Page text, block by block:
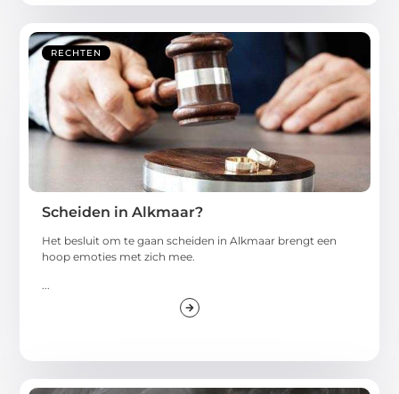
RECHTEN
Scheiden in Alkmaar?
Het besluit om te gaan scheiden in Alkmaar brengt een
hoop emoties met zich mee.
...